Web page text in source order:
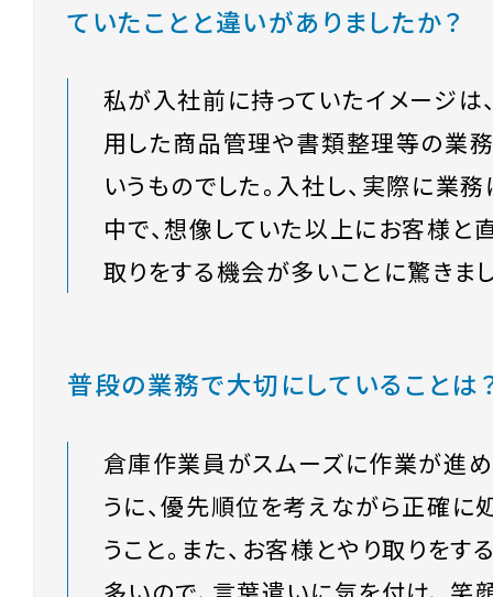
ていたことと違いがありましたか？
私が入社前に持っていたイメージは
用した商品管理や書類整理等の業
いうものでした。入社し、実際に業
中で、想像していた以上にお客様と
取りをする機会が多いことに驚きま
普段の業務で大切にしていることは
倉庫作業員がスムーズに作業が進
うに、優先順位を考えながら正確に
うこと。また、お客様とやり取りをす